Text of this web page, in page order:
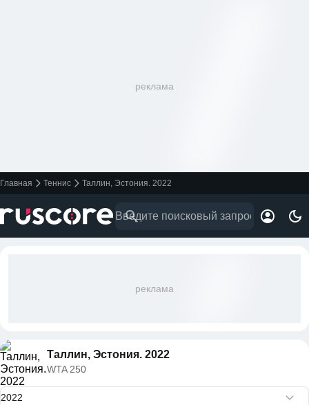
реклама
Главная Теннис Таллин, Эстония. 2022
реклама
Таллин, Эстония. 2022
WTA 250